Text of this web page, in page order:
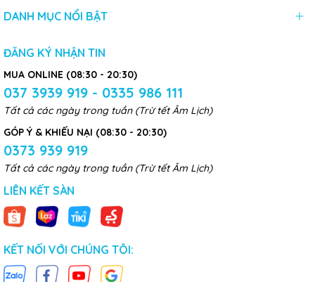
DANH MỤC NỔI BẬT
ĐĂNG KÝ NHẬN TIN
MUA ONLINE (08:30 - 20:30)
037 3939 919 - 0335 986 111
Tất cả các ngày trong tuần (Trừ tết Âm Lịch)
GÓP Ý & KHIẾU NẠI (08:30 - 20:30)
0373 939 919
Tất cả các ngày trong tuần (Trừ tết Âm Lịch)
LIÊN KẾT SÀN
KẾT NỐI VỚI CHÚNG TÔI: